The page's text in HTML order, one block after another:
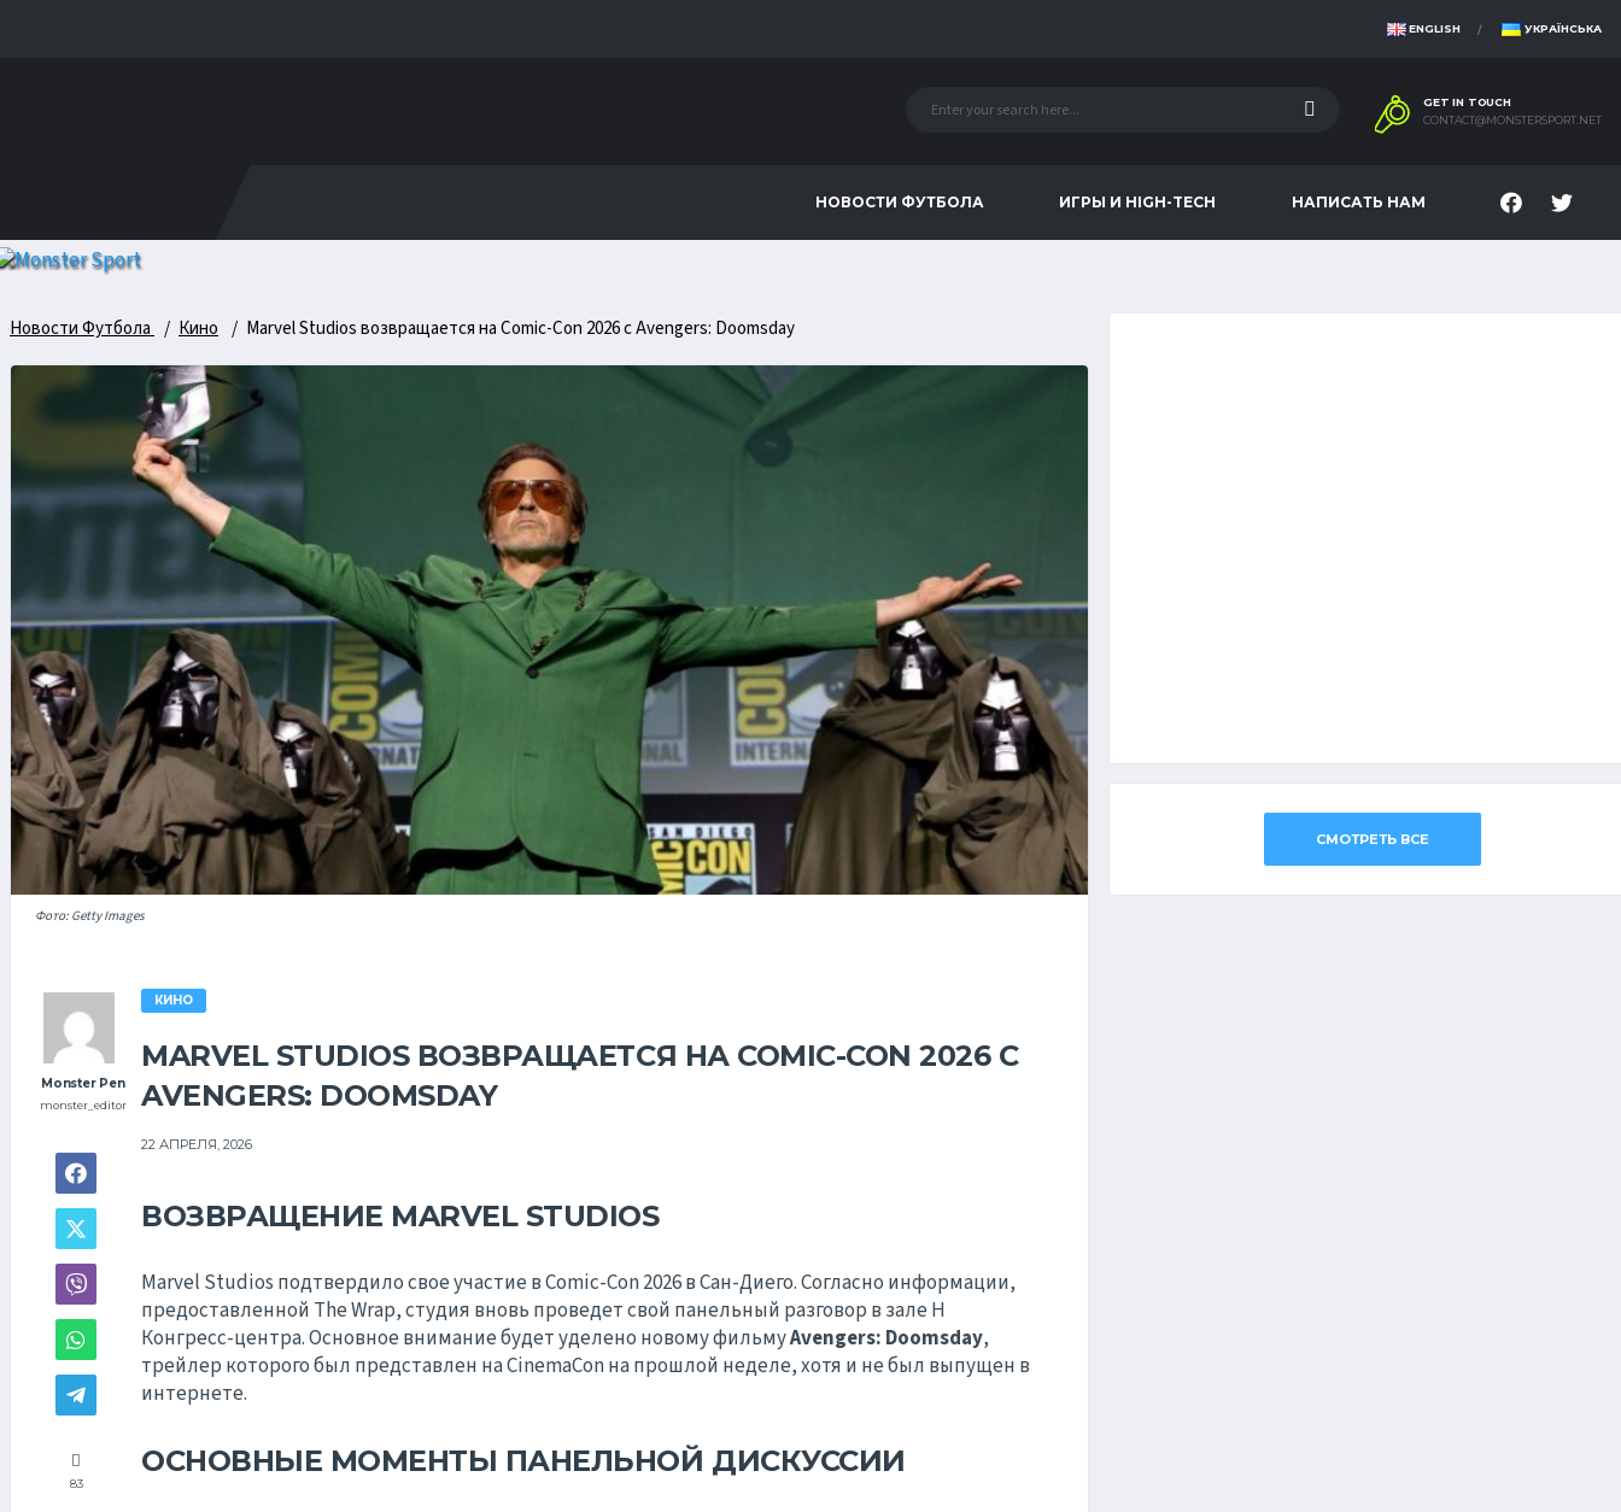
ENGLISH УКРАЇНСЬКА
GET IN TOUCH
CONTACT@MONSTERSPORT.NET
НОВОСТИ ФУТБОЛА ИГРЫ И HIGH-TECH НАПИСАТЬ НАМ
Новости Футбола Кино Marvel Studios возвращается на Comic-Con 2026 с Avengers: Doomsday
Фото: Getty Images
Monster Pen
monster_editor
83
КИНО
MARVEL STUDIOS ВОЗВРАЩАЕТСЯ НА COMIC-CON 2026 С
AVENGERS: DOOMSDAY
22 АПРЕЛЯ, 2026
ВОЗВРАЩЕНИЕ MARVEL STUDIOS
Marvel Studios подтвердило свое участие в Comic-Con 2026 в Сан-Диего. Согласно информации,
предоставленной The Wrap, студия вновь проведет свой панельный разговор в зале H
Конгресс-центра. Основное внимание будет уделено новому фильмуAvengers: Doomsday,
трейлер которого был представлен на CinemaCon на прошлой неделе, хотя и не был выпущен в
интернете.
ОСНОВНЫЕ МОМЕНТЫ ПАНЕЛЬНОЙ ДИСКУССИИ
СМОТРЕТЬ ВСЕ